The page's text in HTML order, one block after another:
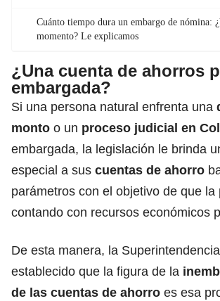
Cuánto tiempo dura un embargo de nómina:
momento? Le explicamos
¿Una cuenta de ahorros
embargada?
Si una persona natural enfrenta una
monto o un proceso judicial en
embargada, la legislación le brinda
especial a sus cuentas de ahorro
parámetros con el objetivo de que la
contando con recursos económicos
De esta manera, la
establecido que la figura de la
de las cuentas de ahorro es esa